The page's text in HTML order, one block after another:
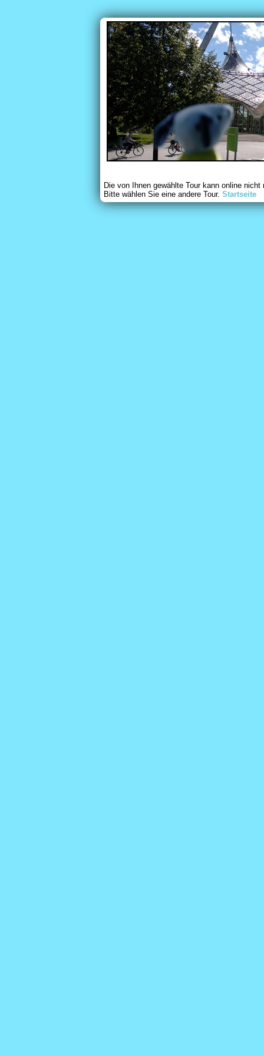
Die von Ihnen gewählte Tour kann online nicht
Bitte wählen Sie eine andere Tour. Startseite